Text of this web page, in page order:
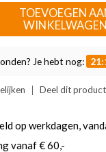
TOEVOEGEN
WINKELWAGEN
Je hebt nog:
Deel dit product
op werkdagen,
vanaf € 60,-